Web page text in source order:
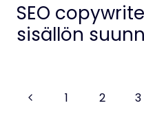
SEO
sisällön
Edellinen1 2 3